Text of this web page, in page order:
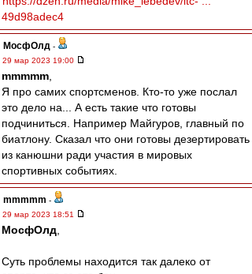
49d98adec4
МосфОлд -
29 мар 2023 19:00
mmmmm
Я про самих спортсменов. Кто-то уже послал
это дело на... А есть такие что готовы
подчиниться. Например Майгуров, главный по
биатлону. Сказал что они готовы дезертировать
из канюшни ради участия в мировых
спортивных событиях.
mmmmm -
29 мар 2023 18:51
МосфОлд
Суть проблемы находится так далеко от